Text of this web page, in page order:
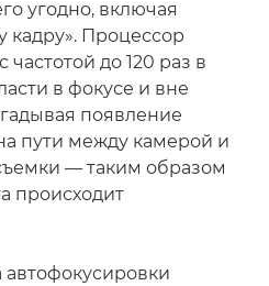
угодно, включая
кадру». Процессор
до 120 раз в
в фокусе и вне
появление
пути между камерой и
— таким образом
происходит
автофокусировки